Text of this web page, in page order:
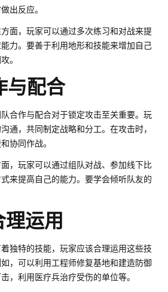
出反应。
面，玩家可以通过多次练习和对战来提
力。要善于利用地形和技能来增加自己
。
与配合
合作与配合对于锁定攻击至关重要。玩
通，共同制定战略和分工。在攻击时，
协同作战。
，玩家可以通过组队对战、参加线下比
来提高自己的能力。要学会倾听队友的
运用
独特的技能，玩家应该合理运用这些技
，可以利用工程师修复基地和建造防御
，利用医疗兵治疗受伤的单位等。